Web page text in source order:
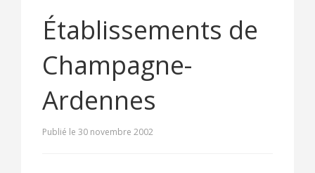
Établissements de
Champagne-
Ardennes
Publié le 30 novembre 2002